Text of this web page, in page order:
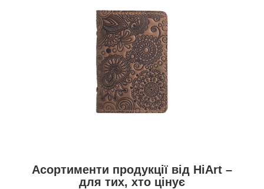
Асортименти продукції від HiArt –
для тих, хто цінує